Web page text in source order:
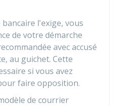
l'exige, vous
de votre démarche
avec accusé
au guichet. Cette
si vous avez
faire opposition.
de courrier